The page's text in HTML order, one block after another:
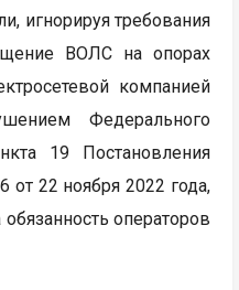
игнорируя требования
ВОЛС на опорах
компанией
Федерального
19 Постановления
22 ноября 2022 года,
операторов